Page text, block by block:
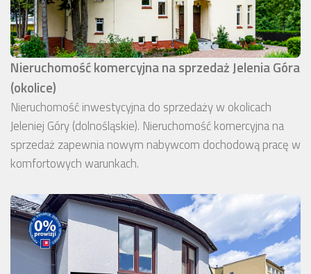
Nieruchomość komercyjna na sprzedaż Jelenia Góra
(okolice)
Nieruchomość inwestycyjna do sprzedaży w okolicach
Jeleniej Góry (dolnośląskie). Nieruchomość komercyjna na
sprzedaż zapewnia nowym nabywcom dochodową pracę w
komfortowych warunkach.